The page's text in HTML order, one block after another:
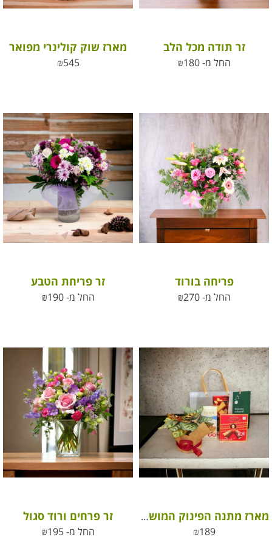
זר תודה מכל הלב
החל מ- ₪180
מארז שוק קולינרי מפואר
₪545
פריחה בורוד
החל מ- ₪270
זר פריחת הטבע
החל מ- ₪190
מארז מתנה הפינוק המושלם
₪189
זר פרחים ורוד סגול
החל מ- ₪195